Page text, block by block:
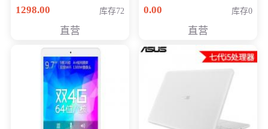
购买）
1298.00 库存72
直营
八代独显轻薄办公商务
0.00 库存0
直营